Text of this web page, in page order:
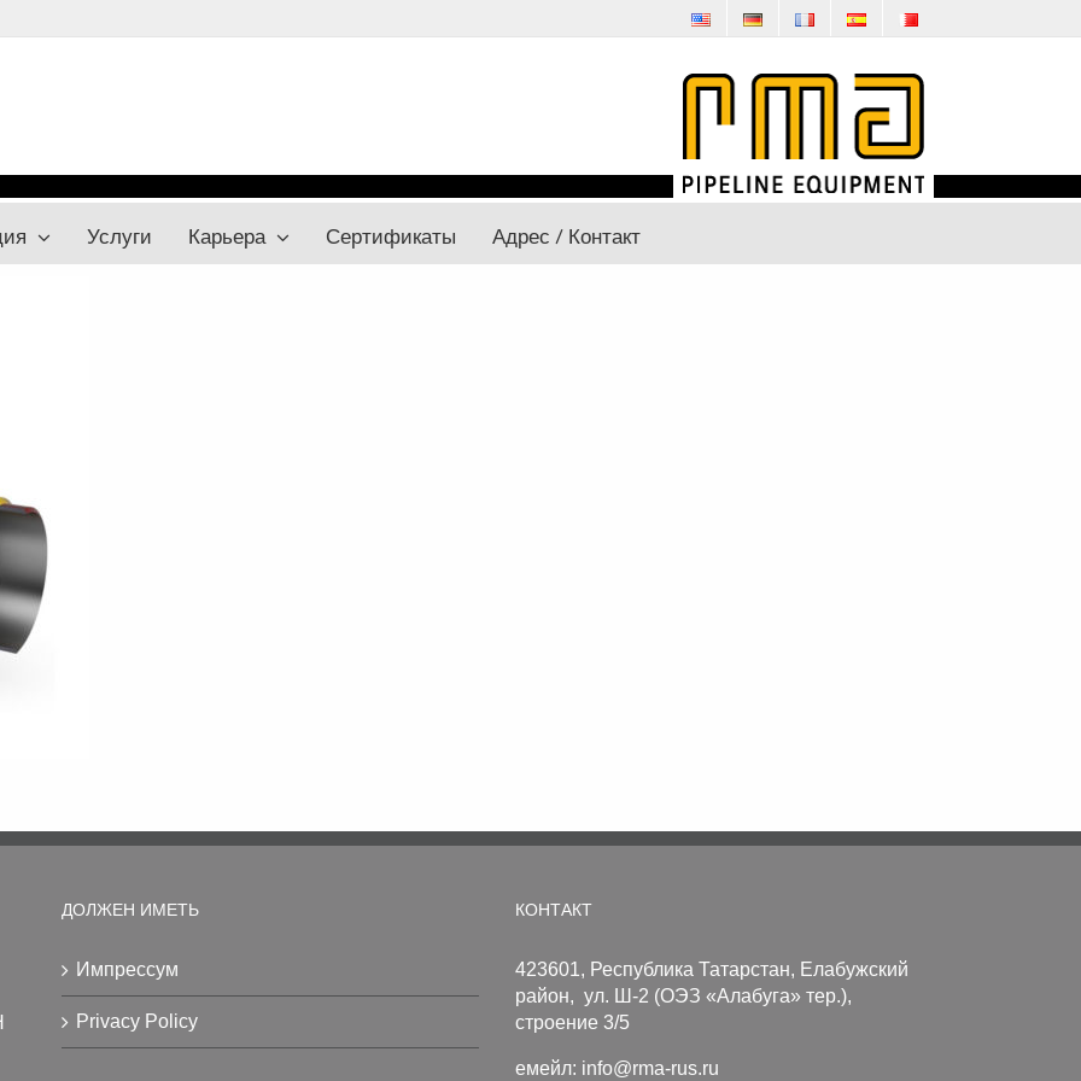
Услуги Карьера Сертификаты Адрес / Контакт
ДОЛЖЕН ИМЕТЬ
Импрессум
Privacy Policy
КОНТАКТ
423601, Республика Татарстан, Елабужский
район, ул. Ш-2 (ОЭЗ «Алабуга» тер.),
строение 3/5
емейл: info@rma-rus.ru